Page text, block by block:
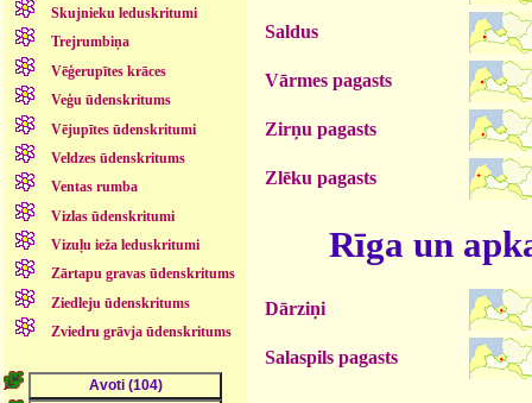
Skujnieku leduskritumi
Trejrumbiņa
Vēģerupītes krāces
Veģu ūdenskritums
Vējupītes ūdenskritumi
Veldzes ūdenskritums
Ventas rumba
Vizlas ūdenskritumi
Vizuļu ieža leduskritumi
Zārtapu gravas ūdenskritums
Ziedleju ūdenskritums
Zviedru grāvja ūdenskritums
Saldus
Vārmes pagasts
Zirņu pagasts
Zlēku pagasts
Rīga un
Dārziņi
Salaspils pagasts